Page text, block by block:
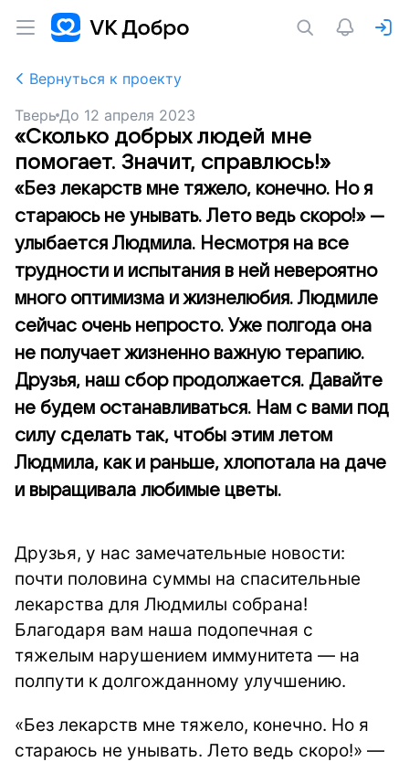
Вернуться к проекту
Тверь До 12 апреля 2023
«Сколько добрых людей мне
помогает. Значит, справлюсь!»
«Без лекарств мне тяжело, конечно. Но я
стараюсь не унывать. Лето ведь скоро!» —
улыбается Людмила. Несмотря на все
трудности и испытания в ней невероятно
много оптимизма и жизнелюбия. Людмиле
сейчас очень непросто. Уже полгода она
не получает жизненно важную терапию.
Друзья, наш сбор продолжается. Давайте
не будем останавливаться. Нам с вами под
силу сделать так, чтобы этим летом
Людмила, как и раньше, хлопотала на даче
и выращивала любимые цветы.
Друзья, у нас замечательные новости:
почти половина суммы на спасительные
лекарства для Людмилы собрана!
Благодаря вам наша подопечная с
тяжелым нарушением иммунитета — на
полпути к долгожданному улучшению.
«Без лекарств мне тяжело, конечно. Но я
стараюсь не унывать. Лето ведь скоро!» —